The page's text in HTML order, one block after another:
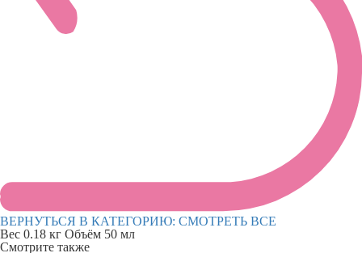
ВЕРНУТЬСЯ В КАТЕГОРИЮ: СМОТРЕТЬ ВСЕ
Вес 0.18 кг Объём 50 мл
Смотрите также